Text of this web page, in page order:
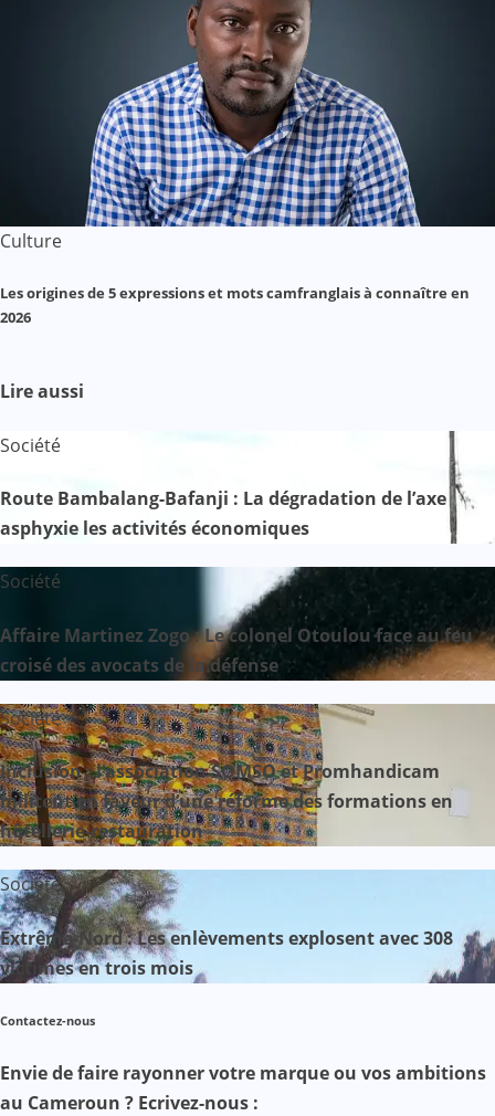
Culture
Les origines de 5 expressions et mots camfranglais à connaître en
2026
Lire aussi
Société
Route Bambalang-Bafanji : La dégradation de l’axe
asphyxie les activités économiques
Société
Affaire Martinez Zogo : Le colonel Otoulou face au feu
croisé des avocats de la défense
Société
Inclusion : l’association SOMSO et Promhandicam
militent en faveur d’une réforme des formations en
hôtellerie-restauration
Société
Extrême-Nord : Les enlèvements explosent avec 308
victimes en trois mois
Contactez-nous
Envie de faire rayonner votre marque ou vos ambitions
au Cameroun ? Ecrivez-nous :